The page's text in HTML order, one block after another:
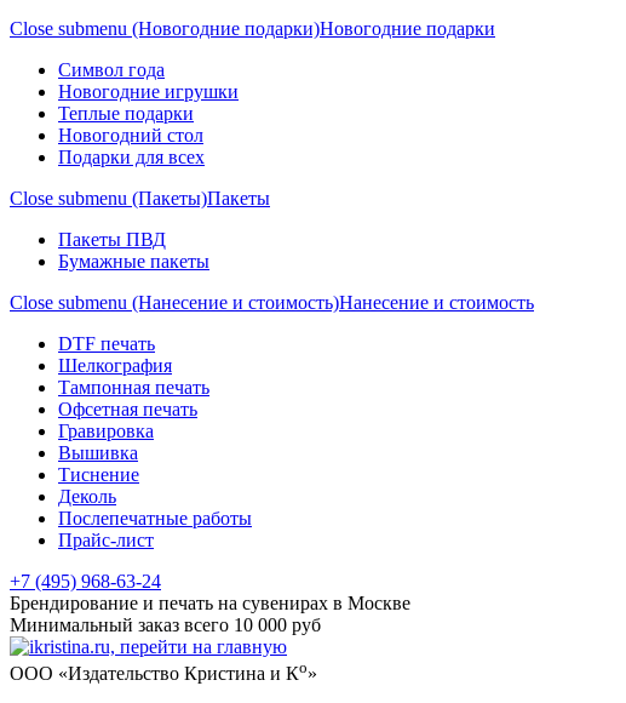
Close submenu (Новогодние подарки)Новогодние подарки
Символ года
Новогодние игрушки
Теплые подарки
Новогодний стол
Подарки для всех
Close submenu (Пакеты)Пакеты
Пакеты ПВД
Бумажные пакеты
Close submenu (Нанесение и стоимость)Нанесение и стоимость
DTF печать
Шелкография
Тампонная печать
Офсетная печать
Гравировка
Вышивка
Тиснение
Деколь
Послепечатные работы
Прайс-лист
+7 (495) 968-63-24
Брендирование и печать на сувенирах в Москве
Минимальный заказ всего 10 000 руб
ООО «Издательство Кристина и Ко»